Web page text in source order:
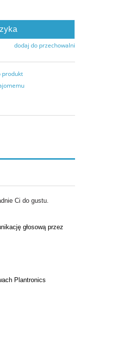
dodaj do przechowalni
produkt
Ci do gustu.
głosową przez
Plantronics